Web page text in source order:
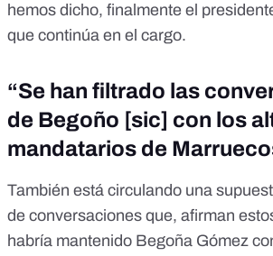
hemos dicho, finalmente el
que continúa en el cargo.
“Se han filtrado las
de Begoño [sic] con los
mandatarios de
También está circulando una
de conversaciones que, afirman
habría mantenido Begoña Gómez